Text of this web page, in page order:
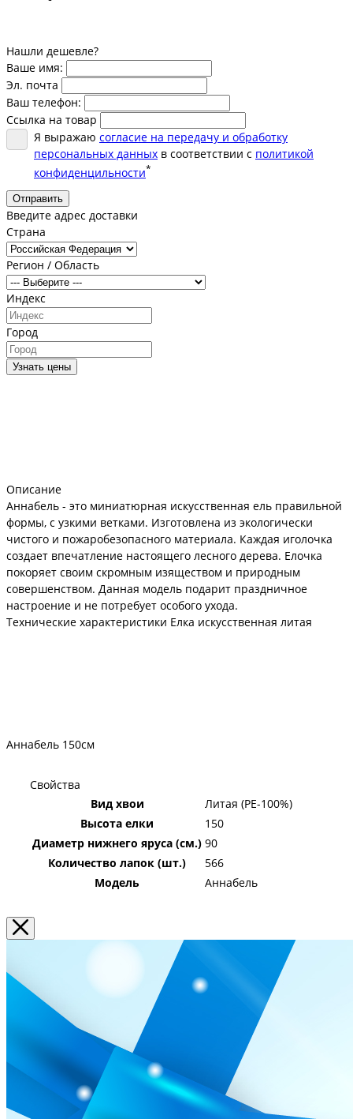
Нашли дешевле?
Ваше имя:
Эл. почта
Ваш телефон:
Ссылка на товар
Я выражаю согласие на передачу и обработку
персональных данных в соответствии с политикой
конфиденцильности*
Отправить
Введите адрес доставки
Страна
Регион / Область
Индекс
Город
Узнать цены
Описание
Аннабель - это миниатюрная искусственная ель правильной
формы, с узкими ветками. Изготовлена из экологически
чистого и пожаробезопасного материала. Каждая иголочка
создает впечатление настоящего лесного дерева. Елочка
покоряет своим скромным изяществом и природным
совершенством. Данная модель подарит праздничное
настроение и не потребует особого ухода.
Технические характеристики Елка искусственная литая
Аннабель 150см
Свойства
Вид хвои
Литая (PE-100%)
Высота елки
150
Диаметр нижнего яруса (см.) 90
Количество лапок (шт.)
566
Модель
Аннабель